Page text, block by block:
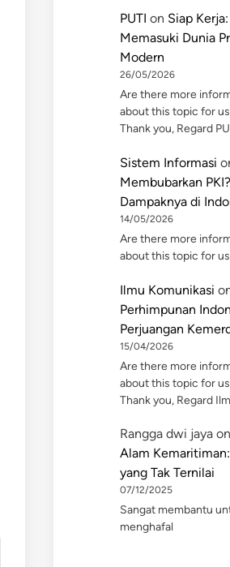
PUTI on Siap
Memasuki Dunia
Modern
26/05/2026
Are there more
about this topic for
Thank you, Regard
Sistem Informasi
Membubarkan
Dampaknya di
14/05/2026
Are there more
about this topic for
Ilmu Komunikasi
Perhimpunan
Perjuangan
15/04/2026
Are there more
about this topic for
Thank you, Regard
Rangga dwi jaya on
Alam
yang Tak Ternilai
07/12/2025
Sangat membantu
menghafal